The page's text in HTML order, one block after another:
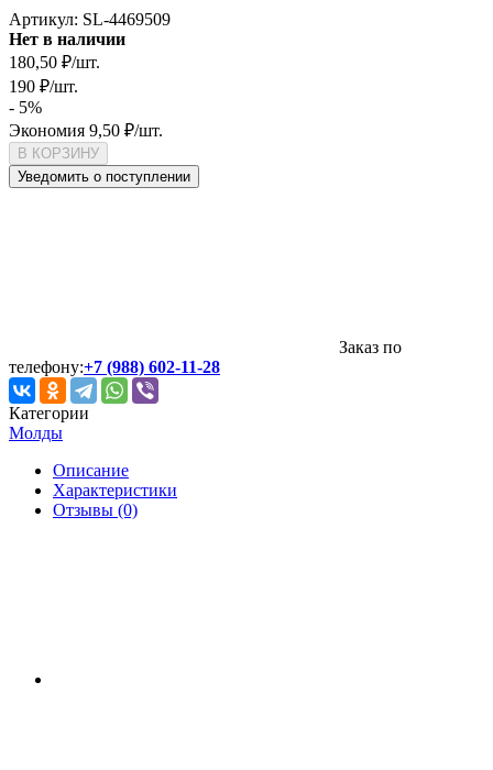
Артикул: SL-4469509
Нет в наличии
180,50 ₽/шт.
190 ₽/шт.
- 5%
Экономия 9,50 ₽/шт.
В КОРЗИНУ
Уведомить о поступлении
Заказ по
телефону:+7 (988) 602-11-28
Категории
Молды
Описание
Характеристики
Отзывы (0)